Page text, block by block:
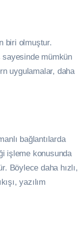
biri olmuştur.
sayesinde mümkün
uygulamalar, daha
bağlantılarda
işleme konusunda
Böylece daha hızlı,
yazılım